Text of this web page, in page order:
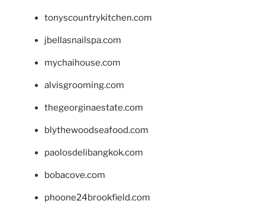
tonyscountrykitchen.com
jbellasnailspa.com
mychaihouse.com
alvisgrooming.com
thegeorginaestate.com
blythewoodseafood.com
paolosdelibangkok.com
bobacove.com
phoone24brookfield.com